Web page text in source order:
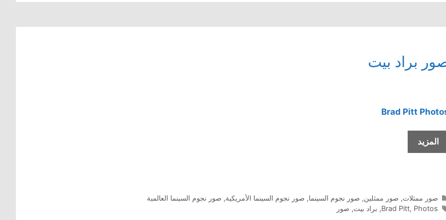
براد بيت
Brad Pitt
المزيد
براد
التصنيفات
صور ممثلات, صور ممثلين, صور نجوم السينما, صور نجوم السينما الأمريكية, صور نجوم السينما العالمية
الوسوم
Brad Pitt, Photos
, براد بيت, صور